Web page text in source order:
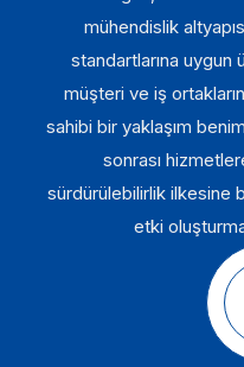
mühendislik
standartlarına
müşteri ve iş
sahibi bir yaklaşım
sonrası
sürdürülebilirlik ilkesine
etki